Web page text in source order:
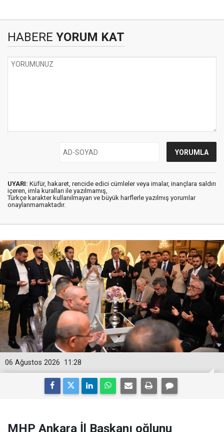
HABERE YORUM KAT
UYARI: Küfür, hakaret, rencide edici cümleler veya imalar, inançlara saldırı
içeren, imla kuralları ile yazılmamış,
Türkçe karakter kullanılmayan ve büyük harflerle yazılmış yorumlar
onaylanmamaktadır.
11:28
06 Ağustos 2026
MHP Ankara İl Başkanı oğlunu